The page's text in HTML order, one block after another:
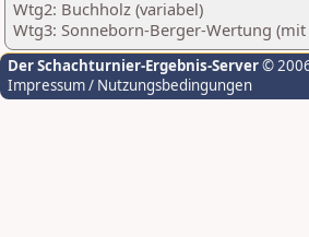
Wtg2: Buchholz (variabel)
Wtg3: Sonneborn-Berger-Wertung
Der Schachturnier-Ergebnis-Server©
Impressum / Nutzungsbedingungen